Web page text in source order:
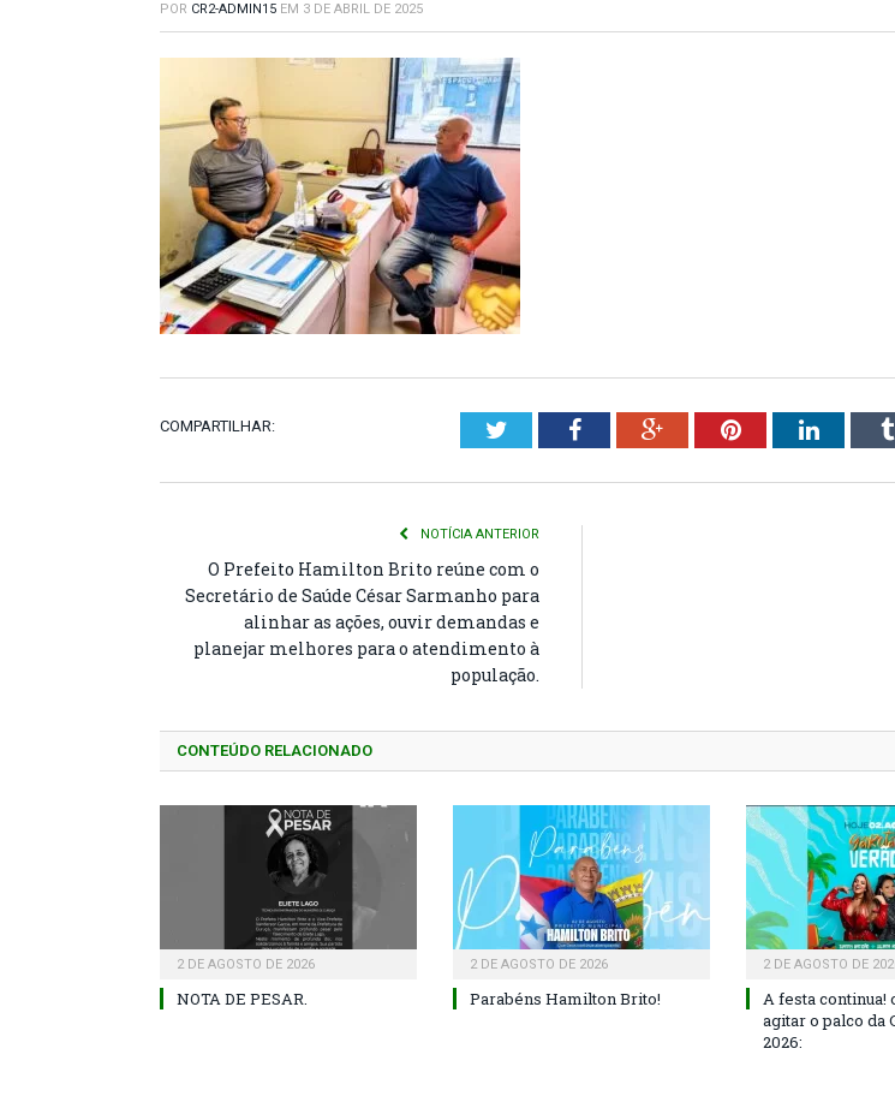
POR CR2-ADMIN15 EM 3 DE ABRIL DE 2025
COMPARTILHAR: TwitterFacebookGoogle+PinterestLinkedIn
NOTÍCIA ANTERIOR
O Prefeito Hamilton Brito reúne com o
Secretário de Saúde César Sarmanho para
alinhar as ações, ouvir demandas e
planejar melhores para o atendimento à
população.
CONTEÚDO RELACIONADO
2 DE AGOSTO DE 2026
NOTA DE PESAR.
2 DE AGOSTO DE 2026
Parabéns Hamilton Brito!
2 DE AGOSTO DE
A festa continua!
agitar o palco da
2026: